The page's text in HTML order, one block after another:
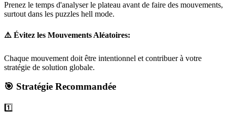
Prenez le temps d'analyser le plateau avant de faire des mouvements,
surtout dans les puzzles hell mode.
⚠️ Évitez les Mouvements Aléatoires:
Chaque mouvement doit être intentionnel et contribuer à votre
stratégie de solution globale.
🎯 Stratégie Recommandée
1️⃣